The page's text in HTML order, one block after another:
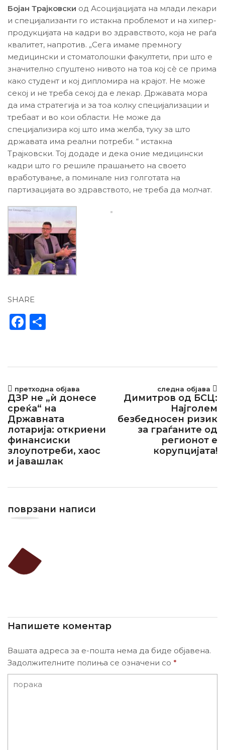
Бојан Трајковски од Асоцијацијата на млади лекари
и специјализанти го истакна проблемот и на хипер-
продукцијата на кадри во здравството, која не раѓа
квалитет, напротив. „Сега имаме премногу
медицински и стоматолошки факултети, при што е
значително спуштено нивото на тоа кој сѐ се прима
како студент и кој дипломира на крајот. Не може
секој и не треба секој да е лекар. Државата мора
да има стратегија и за тоа колку специјализации и
требаат и во кои области. Не може да
специјализира кој што има желба, туку за што
државата има реални потреби. “ истакна
Трајковски. Тој додаде и дека оние медицински
кадри што го решиле прашањето на своето
вработување, а поминале низ голготата на
партизацијата во здравството, не треба да молчат.
SHARE
Facebook
претходна објава
ДЗР не „ѝ донесе
среќа“ на
Државната
лотарија: откриени
финансиски
злоупотреби, хаос
и јавашлак
следна објава
Димитров од БСЦ:
Најголем
безбедносен ризик
за граѓаните од
регионот е
корупцијата!
поврзани написи
Напишете коментар
Вашата адреса за е-пошта нема да биде објавена.
Задолжителните полиња се означени со *